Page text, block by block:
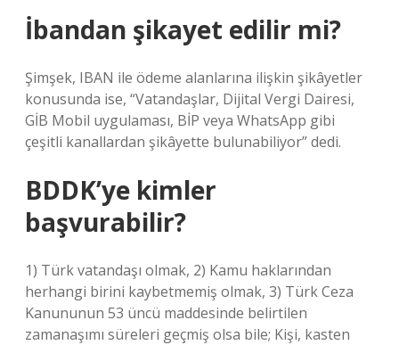
İbandan şikayet edilir mi?
Şimşek, IBAN ile ödeme alanlarına ilişkin şikâyetler
konusunda ise, “Vatandaşlar, Dijital Vergi Dairesi,
GİB Mobil uygulaması, BİP veya WhatsApp gibi
çeşitli kanallardan şikâyette bulunabiliyor” dedi.
BDDK’ye kimler
başvurabilir?
1) Türk vatandaşı olmak, 2) Kamu haklarından
herhangi birini kaybetmemiş olmak, 3) Türk Ceza
Kanununun 53 üncü maddesinde belirtilen
zamanaşımı süreleri geçmiş olsa bile; Kişi, kasten